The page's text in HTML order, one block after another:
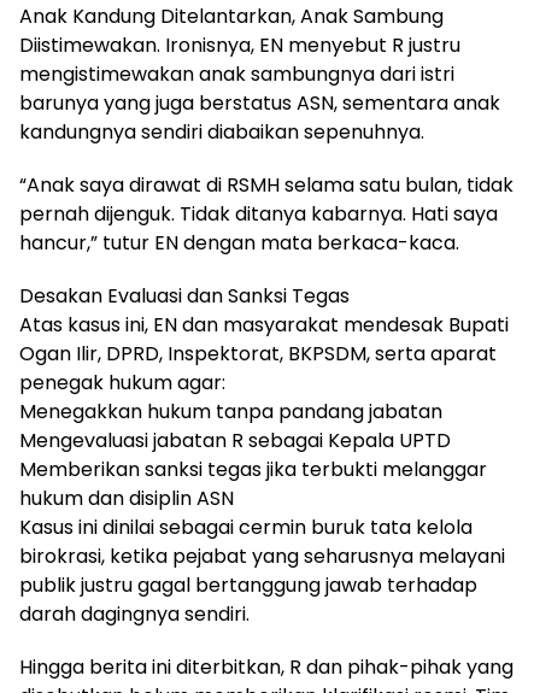
Anak Kandung Ditelantarkan, Anak Sambung
Diistimewakan. Ironisnya, EN menyebut R justru
mengistimewakan anak sambungnya dari istri
barunya yang juga berstatus ASN, sementara anak
kandungnya sendiri diabaikan sepenuhnya.
“Anak saya dirawat di RSMH selama satu bulan, tidak
pernah dijenguk. Tidak ditanya kabarnya. Hati saya
hancur,” tutur EN dengan mata berkaca-kaca.
Desakan Evaluasi dan Sanksi Tegas
Atas kasus ini, EN dan masyarakat mendesak Bupati
Ogan Ilir, DPRD, Inspektorat, BKPSDM, serta aparat
penegak hukum agar:
Menegakkan hukum tanpa pandang jabatan
Mengevaluasi jabatan R sebagai Kepala UPTD
Memberikan sanksi tegas jika terbukti melanggar
hukum dan disiplin ASN
Kasus ini dinilai sebagai cermin buruk tata kelola
birokrasi, ketika pejabat yang seharusnya melayani
publik justru gagal bertanggung jawab terhadap
darah dagingnya sendiri.
Hingga berita ini diterbitkan, R dan pihak-pihak yang